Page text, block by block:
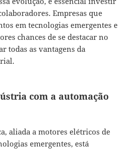
Empresas que
em tecnologias emergentes e
chances de se destacar no
todas as vantagens da
com a automação
aliada a motores elétricos de
emergentes, está